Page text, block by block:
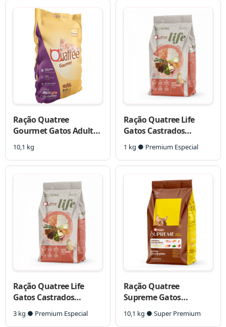
Ração Quatree
Gourmet Gatos Adultos
Mix De Carnes
10,1 kg
Ração Quatree Life
Gatos Castrados
Salmão e Arroz
1 kg ● Premium Especial
Ração Quatree Life
Gatos Castrados
Salmão e Arroz
3 kg ● Premium Especial
Ração Quatree
Supreme Gatos
Castrados Frango e
Batata Doce
10,1 kg ● Super Premium